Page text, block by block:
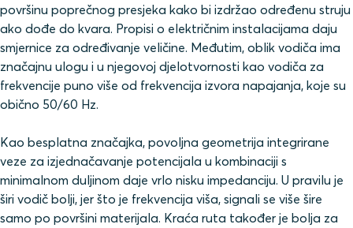
površinu poprečnog presjeka kako bi izdržao određenu struju
ako dođe do kvara. Propisi o električnim instalacijama daju
smjernice za određivanje veličine. Međutim, oblik vodiča ima
značajnu ulogu i u njegovoj djelotvornosti kao vodiča za
frekvencije puno više od frekvencija izvora napajanja, koje su
obično 50/60 Hz.
Kao besplatna značajka, povoljna geometrija integrirane
veze za izjednačavanje potencijala u kombinaciji s
minimalnom duljinom daje vrlo nisku impedanciju. U pravilu je
širi vodič bolji, jer što je frekvencija viša, signali se više šire
samo po površini materijala. Kraća ruta također je bolja za